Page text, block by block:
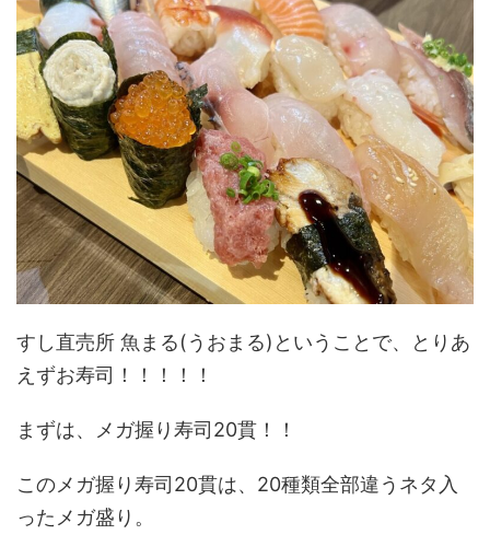
すし直売所 魚まる(うおまる)ということで、とりあ
えずお寿司！！！！！
まずは、メガ握り寿司20貫！！
このメガ握り寿司20貫は、20種類全部違うネタ入
ったメガ盛り。